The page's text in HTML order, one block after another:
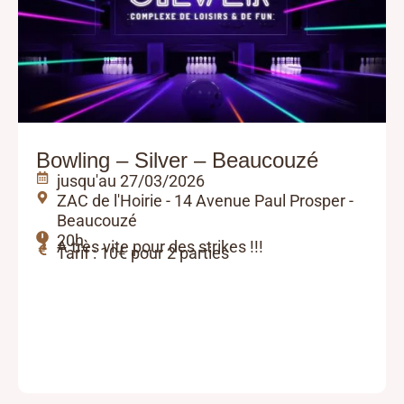
Bowling – Silver – Beaucouzé
jusqu'au 27/03/2026
ZAC de l'Hoirie - 14 Avenue Paul Prosper -
Beaucouzé
20h
A très vite pour des strikes !!!
Tarif : 10€ pour 2 parties